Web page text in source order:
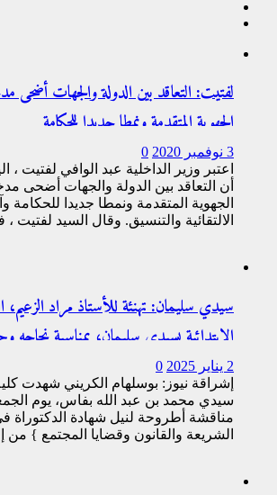
لفتيت: التعاقد بين الدولة والجهات أضحى
الجهوية المتقدمة ونمطا جديدا للحكامة
3 نوفمبر 2020
0
اعتبر وزير الداخلية عبد الوافي لفتيت ،
أن التعاقد بين الدولة والجهات أضحى
الجهوية المتقدمة ونمطا جديدا للحكامة
الالتقائية والتنسيق. وقال السيد لفتيت ،
سيدي سليمان: تهنئة للأستاذ مراد الزعيم،
الابتدائية بسيدي سليمان، بمناسبة نجاحه
الدكتوراة في الشريعة
2 يناير 2025
0
إشراقة نيوز: بوسلهام الكريني شهدت
مناقشة أطروحة لنيل شهادة الدكتوراة
الشريعة والقانون وقضايا المجتمع } من